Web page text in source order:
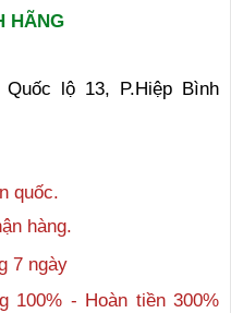
HÃNG
Quốc lộ 13, P.Hiệp Bình
quốc.
hàng.
7 ngày
100% - Hoàn tiền 300%